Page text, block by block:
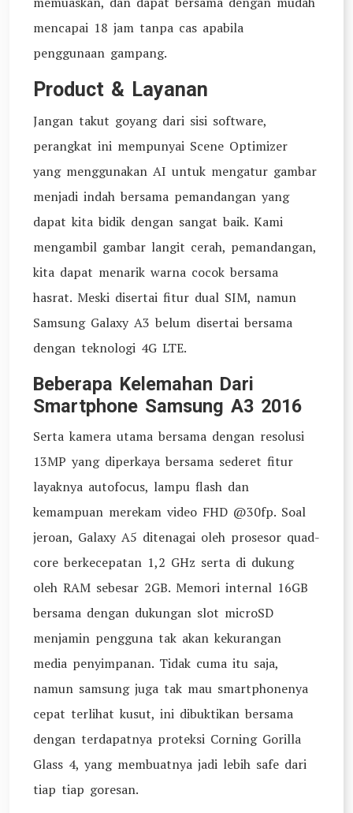
mencapai 18 jam tanpa cas apabila
penggunaan gampang.
Product & Layanan
Jangan takut goyang dari sisi software,
perangkat ini mempunyai Scene Optimizer
yang menggunakan AI untuk mengatur gambar
menjadi indah bersama pemandangan yang
dapat kita bidik dengan sangat baik. Kami
mengambil gambar langit cerah, pemandangan,
kita dapat menarik warna cocok bersama
hasrat. Meski disertai fitur dual SIM, namun
Samsung Galaxy A3 belum disertai bersama
dengan teknologi 4G LTE.
Beberapa Kelemahan Dari
Smartphone Samsung A3 2016
Serta kamera utama bersama dengan resolusi
13MP yang diperkaya bersama sederet fitur
layaknya autofocus, lampu flash dan
kemampuan merekam video FHD @30fp. Soal
jeroan, Galaxy A5 ditenagai oleh prosesor quad-
core berkecepatan 1,2 GHz serta di dukung
oleh RAM sebesar 2GB. Memori internal 16GB
bersama dengan dukungan slot microSD
menjamin pengguna tak akan kekurangan
media penyimpanan. Tidak cuma itu saja,
namun samsung juga tak mau smartphonenya
cepat terlihat kusut, ini dibuktikan bersama
dengan terdapatnya proteksi Corning Gorilla
Glass 4, yang membuatnya jadi lebih safe dari
tiap tiap goresan.